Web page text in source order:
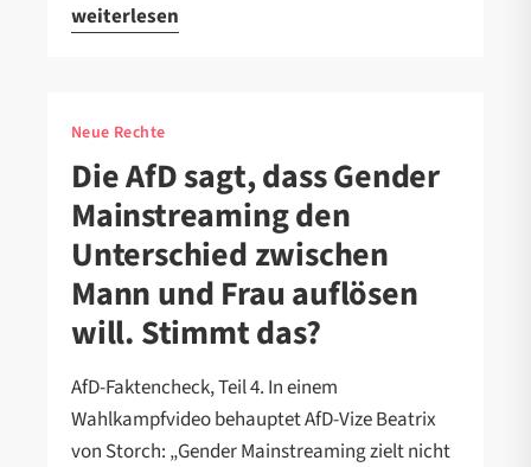
weiterlesen
Neue Rechte
Die AfD sagt, dass Gender
Mainstreaming den
Unterschied zwischen
Mann und Frau auflösen
will. Stimmt das?
AfD-Faktencheck, Teil 4. In einem
Wahlkampfvideo behauptet AfD-Vize Beatrix
von Storch: „Gender Mainstreaming zielt nicht